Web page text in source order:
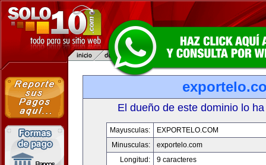
El dueño de este dominio lo
Mayusculas:
EXPORTELO.COM
Minusculas:
exportelo.com
Longitud:
9 caracteres